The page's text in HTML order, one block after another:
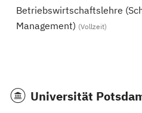
Betriebswirtschaftslehre
Management) (Vollzeit)
Universität